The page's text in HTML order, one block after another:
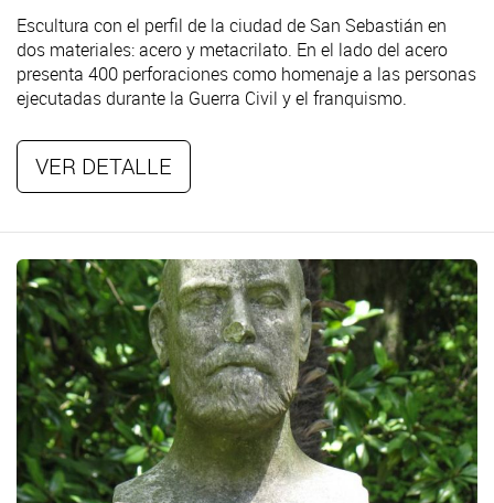
Escultura con el perfil de la ciudad de San Sebastián en
dos materiales: acero y metacrilato. En el lado del acero
presenta 400 perforaciones como homenaje a las personas
ejecutadas durante la Guerra Civil y el franquismo.
VER DETALLE